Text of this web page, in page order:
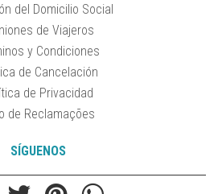
del Domicilio Social
de Viajeros
y Condiciones
de Cancelación
de Privacidad
de Reclamações
SÍGUENOS